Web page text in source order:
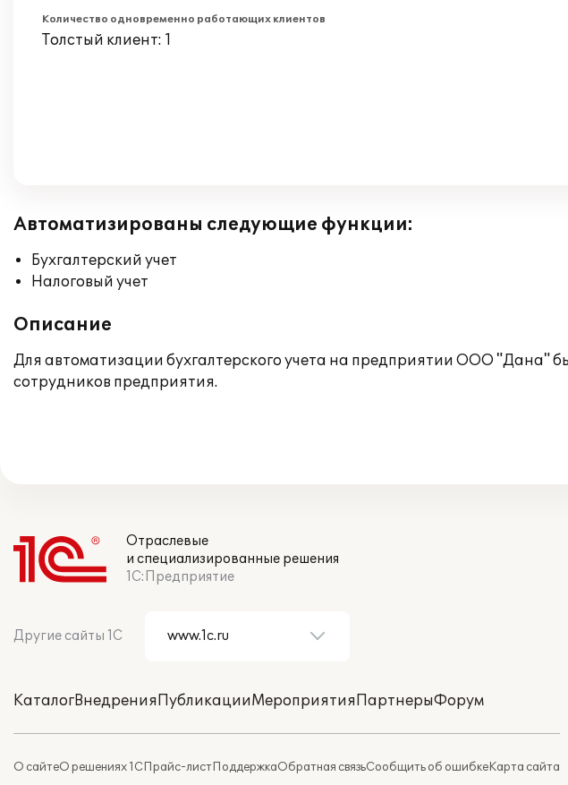
Количество одновременно работающих клиентов
Толстый клиент: 1
Автоматизированы следующие функции:
Бухгалтерский учет
Налоговый учет
Описание
Для автоматизации бухгалтерского учета на предприятии ООО "Дана"
сотрудников предприятия.
Отраслевые
и специализированные решения
1С:Предприятие
Другие сайты 1С
КаталогВнедренияПубликацииМероприятияПартнерыФорум
О сайтеО решениях 1СПрайс-листПоддержкаОбратная связьСообщить об ошибкеКарта сайта